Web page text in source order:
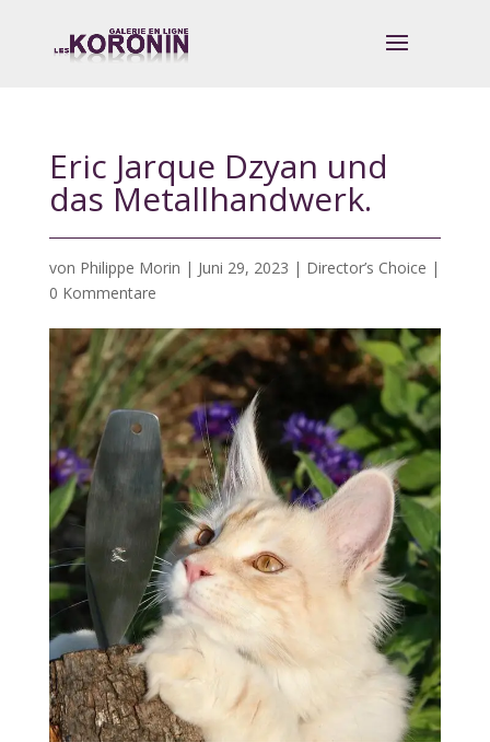
Eric Jarque Dzyan und
das Metallhandwerk.
von Philippe Morin | Juni 29, 2023 | Director’s Choice |
0 Kommentare